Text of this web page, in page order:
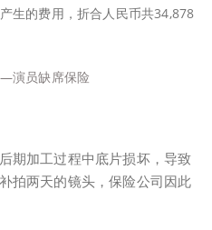
生的费用，折合人民币共34,878
演员缺席保险
期加工过程中底片损坏，导致
拍两天的镜头，保险公司因此